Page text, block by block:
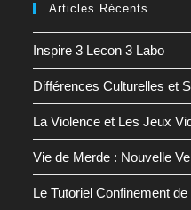
Articles Récents
Inspire 3 Lecon 3 Labo
Différences Culturelles et
La Violence et Les Jeux
Vie de Merde : Nouvelle
Le Tutoriel Confinement